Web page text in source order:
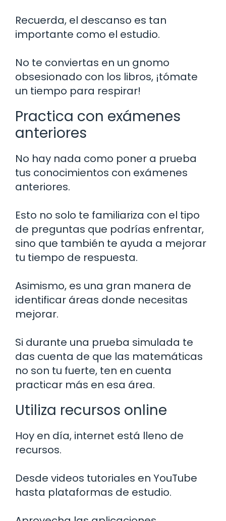
Recuerda, el descanso es tan
importante como el estudio.
No te conviertas en un gnomo
obsesionado con los libros, ¡tómate
un tiempo para respirar!
Practica con exámenes
anteriores
No hay nada como poner a prueba
tus conocimientos con exámenes
anteriores.
Esto no solo te familiariza con el tipo
de preguntas que podrías enfrentar,
sino que también te ayuda a mejorar
tu tiempo de respuesta.
Asimismo, es una gran manera de
identificar áreas donde necesitas
mejorar.
Si durante una prueba simulada te
das cuenta de que las matemáticas
no son tu fuerte, ten en cuenta
practicar más en esa área.
Utiliza recursos online
Hoy en día, internet está lleno de
recursos.
Desde videos tutoriales en YouTube
hasta plataformas de estudio.